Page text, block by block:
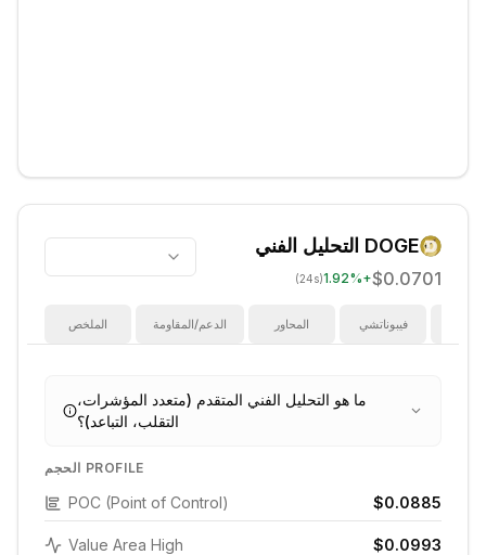
DOGE التحليل الفني
$0.0701
+
1.92%
(24s)
الملخص الدعم/المقاومة المحاور فيبوناتشي
ما هو التحليل الفني المتقدم (متعدد المؤشرات،
التقلب، التباعد)؟
الحجم PROFILE
POC (Point of Control) $0.0885
Value Area High $0.0993